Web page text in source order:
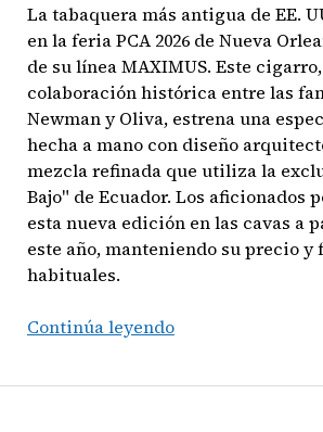
La tabaquera más antigua de EE.
en la feria PCA 2026 de Nueva
de su línea MAXIMUS. Este
colaboración histórica entre las
Newman y Oliva, estrena una
hecha a mano con diseño
mezcla refinada que utiliza la
Bajo" de Ecuador. Los aficionados
esta nueva edición en las cavas a
este año, manteniendo su precio y
habituales.
Continúa leyendoEl